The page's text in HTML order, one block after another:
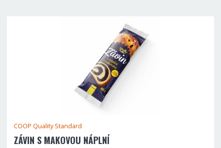
COOP Quality Standard
ZÁVIN S MAKOVOU NÁPLNÍ